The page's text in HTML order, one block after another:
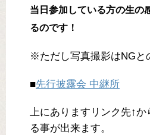
当日参加している方の生の
るのです！
※ただし写真撮影はNGと
■先行披露会 中継所
上にありますリンク先↑か
る事が出来ます。